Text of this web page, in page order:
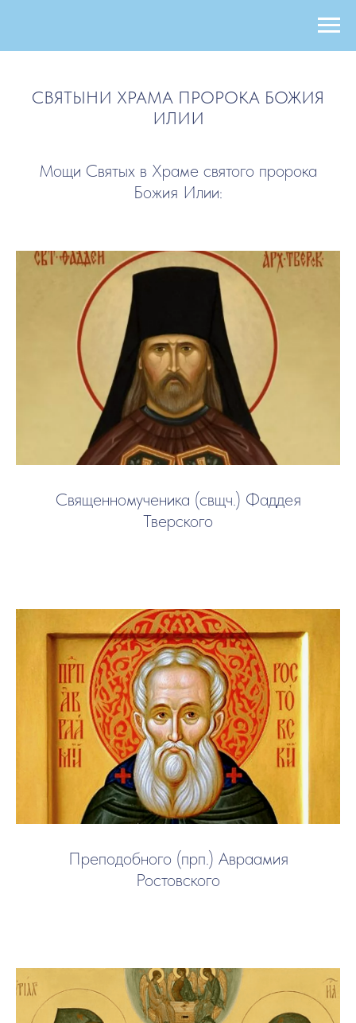
СВЯТЫНИ ХРАМА ПРОРОКА БОЖИЯ
ИЛИИ
Мощи Святых в Храме святого пророка
Божия Илии:
Священномученика (свщч.) Фаддея
Тверского
Преподобного (прп.) Авраамия
Ростовского